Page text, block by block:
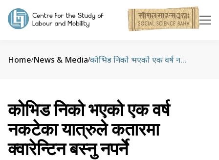
Home/News & Media/ कोभिड निको भएको एक वर्ष नकटेका यात्रुले कतारमा क्वारेन्टिन बस्नु नपर्ने
कोभिड निको भएको एक वर्ष
नकटेका यात्रुले कतारमा
क्वारेन्टिन बस्नु नपर्ने